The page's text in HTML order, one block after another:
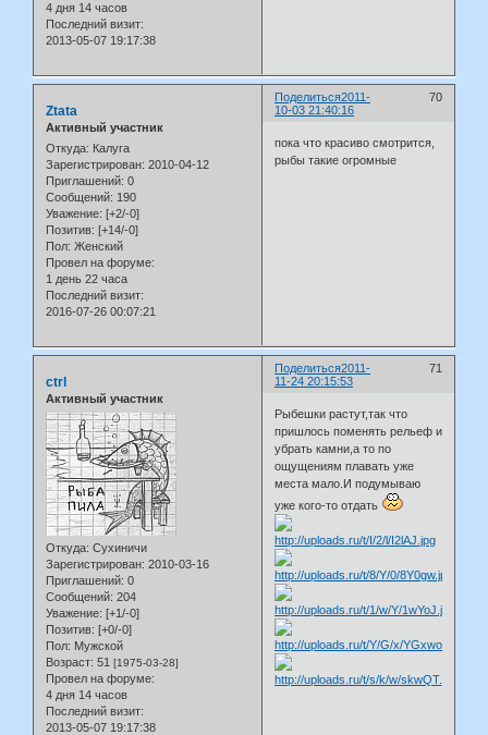
4 дня 14 часов
Последний визит:
2013-05-07 19:17:38
Поделиться 70
2011-
10-03 21:40:16
Ztata
Активный участник
Откуда: Калуга
Зарегистрирован: 2010-04-12
Приглашений: 0
Сообщений: 190
Уважение: [+2/-0]
Позитив: [+14/-0]
Пол: Женский
Провел на форуме:
1 день 22 часа
Последний визит:
2016-07-26 00:07:21
пока что красиво смотрится,
рыбы такие огромные
Поделиться 71
2011-
11-24 20:15:53
ctrl
Активный участник
Откуда: Сухиничи
Зарегистрирован: 2010-03-16
Приглашений: 0
Сообщений: 204
Уважение: [+1/-0]
Позитив: [+0/-0]
Пол: Мужской
Возраст: 51 [1975-03-28]
Провел на форуме:
4 дня 14 часов
Последний визит:
2013-05-07 19:17:38
Рыбешки растут,так что
пришлось поменять рельеф и
убрать камни,а то по
ощущениям плавать уже
места мало.И подумываю
уже кого-то отдать